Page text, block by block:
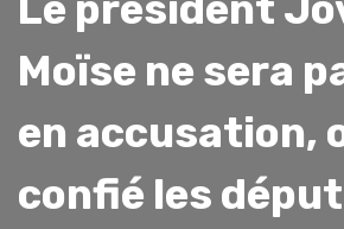
Moïse ne sera
en accusation,
confié les